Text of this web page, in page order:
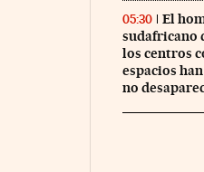
05:30
El
sudafricano
los centros
espacios
no